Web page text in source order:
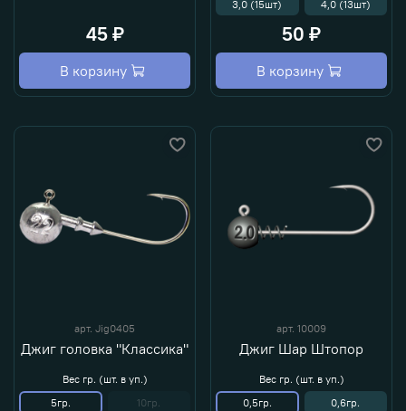
45 ₽
В корзину
3,0 (15шт) 4,0 (13шт)
50 ₽
В корзину
арт. Jig0405
Джиг головка "Классика"
Вес гр. (шт. в уп.)
5гр.
10гр.
арт. 10009
Джиг Шар Штопор
Вес гр. (шт. в уп.)
0,5гр.
0,6гр.